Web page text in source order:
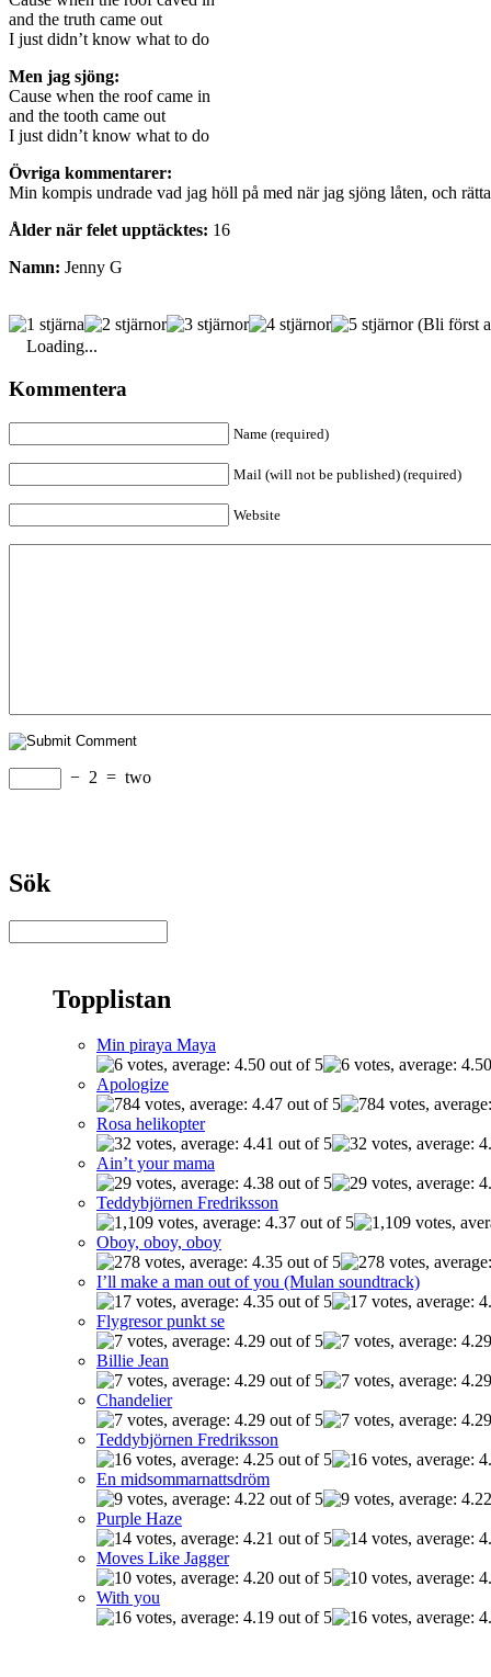
and the truth came out
I just didn’t know what to do
Men jag sjöng:
Cause when the roof came in
and the tooth came out
I just didn’t know what to do
Övriga kommentarer:
Min kompis undrade vad jag höll på med när jag sjöng låten, och
Ålder när felet upptäcktes: 16
Namn: Jenny G
(Bli först
Loading...
Kommentera
Name (required)
Mail (will not be published) (required)
Website
− 2 = two
Sök
Topplistan
Min piraya Maya
Apologize
Rosa helikopter
Ain’t your mama
Teddybjörnen Fredriksson
Oboy, oboy, oboy
I’ll make a man out of you (Mulan soundtrack)
Flygresor punkt se
Billie Jean
Chandelier
Teddybjörnen Fredriksson
En midsommarnattsdröm
Purple Haze
Moves Like Jagger
With you